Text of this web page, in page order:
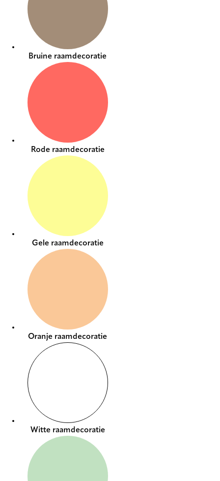
Bruine raamdecoratie
Rode raamdecoratie
Gele raamdecoratie
Oranje raamdecoratie
Witte raamdecoratie